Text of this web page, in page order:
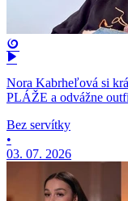
Nora Kabrheľová si
PLÁŽE a odvážne
Bez servítky
•
03. 07. 2026